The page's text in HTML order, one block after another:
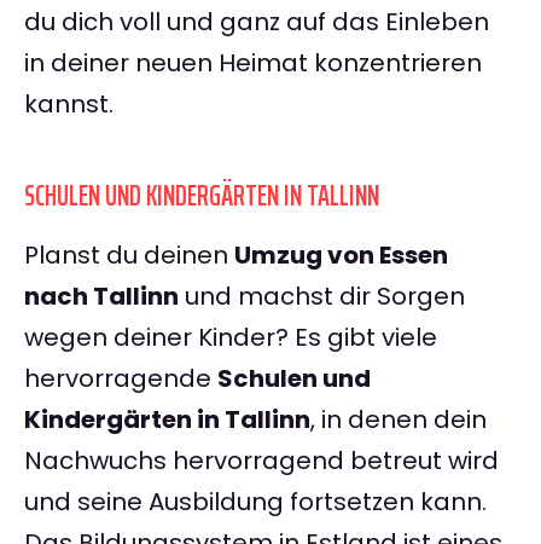
du dich voll und ganz auf das Einleben
in deiner neuen Heimat konzentrieren
kannst.
SCHULEN UND KINDERGÄRTEN IN TALLINN
Planst du deinen Umzug von Essen
nach Tallinn und machst dir Sorgen
wegen deiner Kinder? Es gibt viele
hervorragende Schulen und
Kindergärten in Tallinn, in denen dein
Nachwuchs hervorragend betreut wird
und seine Ausbildung fortsetzen kann.